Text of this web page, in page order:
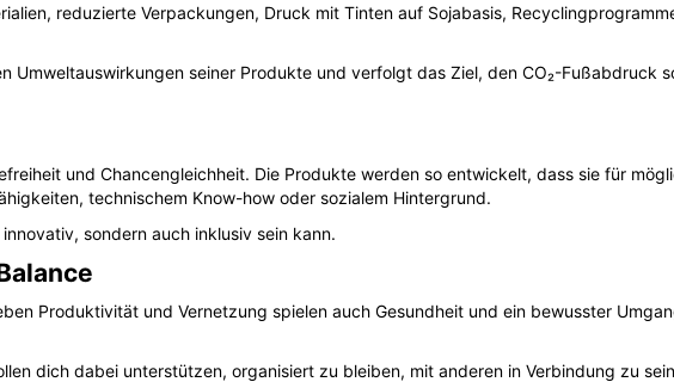
reduzierte Verpackungen, Druck mit Tinten auf Sojabasis,
Umweltauswirkungen seiner Produkte und verfolgt das Ziel, den CO₂-Fußabdruck
und Chancengleichheit. Die Produkte werden so entwickelt, dass sie für
technischem Know-how oder sozialem Hintergrund.
sondern auch inklusiv sein kann.
Produktivität und Vernetzung spielen auch Gesundheit und ein bewusster
dich dabei unterstützen, organisiert zu bleiben, mit anderen in Verbindung zu